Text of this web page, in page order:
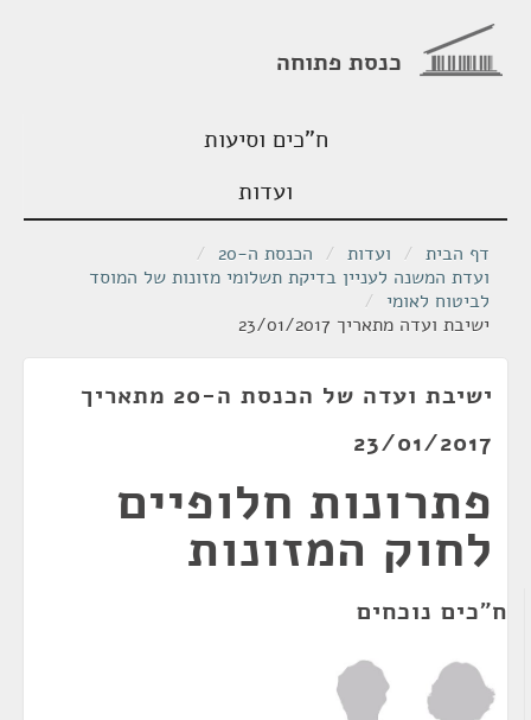
כנסת פתוחה
ח"כים וסיעות
ועדות
דף הבית / ועדות / הכנסת ה-20
/
ועדת המשנה לעניין בדיקת תשלומי מזונות של המוסד
לביטוח לאומי /
ישיבת ועדה מתאריך 23/01/2017
ישיבת ועדה של הכנסת ה-20 מתאריך
23/01/2017
פתרונות חלופיים
לחוק המזונות
ח"כים נוכחים